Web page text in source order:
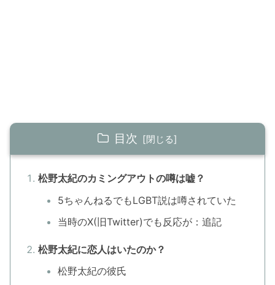
目次
松野太紀のカミングアウトの噂は嘘？
5ちゃんねるでもLGBT説は噂されていた
当時のX(旧Twitter)でも反応が：追記
松野太紀に恋人はいたのか？
松野太紀の彼氏